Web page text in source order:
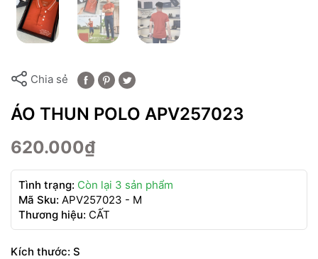
Chia sẻ
ÁO THUN POLO APV257023
620.000₫
Tình trạng: Còn lại 3 sản phẩm
Mã Sku: APV257023 - M
Thương hiệu: CẤT
Kích thước: S